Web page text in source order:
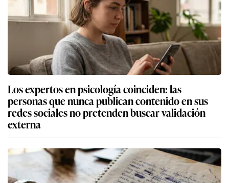
Los expertos en psicología coinciden: las
personas que nunca publican contenido en sus
redes sociales no pretenden buscar validación
externa